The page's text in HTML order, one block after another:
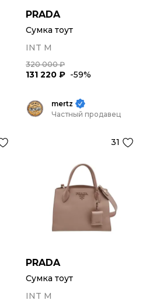
PRADA
Сумка тоут
INT M
320 000 ₽
131 220 ₽ -59%
mertz
Частный продавец
31
PRADA
Сумка тоут
INT M